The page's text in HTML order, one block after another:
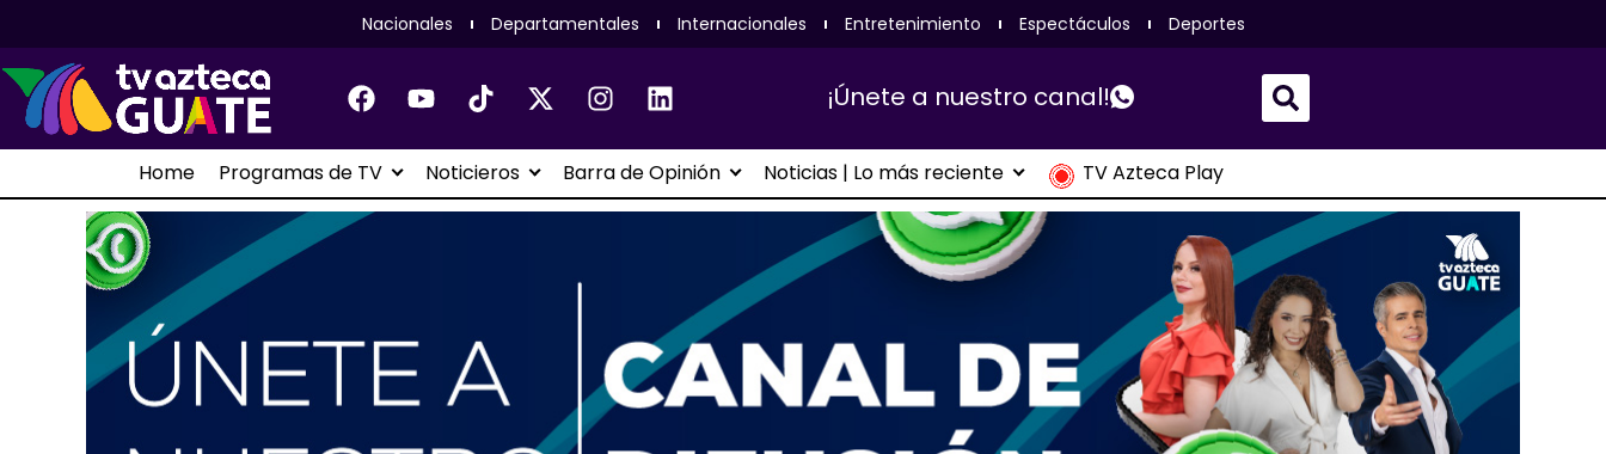
Nacionales Departamentales Internacionales Entretenimiento Espectáculos Deportes
¡Únete a nuestro canal!
Home Programas de TV Noticieros Barra de Opinión Noticias | Lo más reciente TV Azteca Play